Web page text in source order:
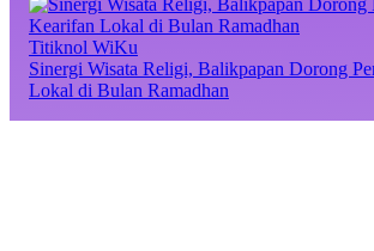
Titiknol WiKu
Sinergi Wisata Religi, Balikpapan Dorong
Lokal di Bulan Ramadhan